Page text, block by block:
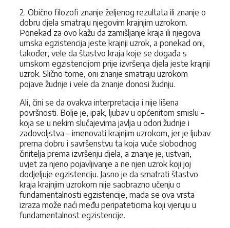
2. Obično filozofi znanje željenog rezultata ili znanje o
dobru djela smatraju njegovim krajnjim uzrokom.
Ponekad za ovo kažu da zamišljanje kraja ili njegova
umska egzistencija jeste krajnji uzrok, a ponekad oni,
također, vele da štastvo kraja koje se događa s
umskom egzistencijom prije izvršenja djela jeste krajnji
uzrok. Slično tome, oni znanje smatraju uzrokom
pojave žudnje i vele da znanje donosi žudnju.
Ali, čini se da ovakva interpretacija i nije lišena
površnosti. Bolje je, ipak, ljubav u općenitom smislu –
koja se u nekim slučajevima javlja u odori žudnje i
zadovoljstva – imenovati krajnjim uzrokom, jer je ljubav
prema dobru i savršenstvu ta koja vuče slobodnog
činitelja prema izvršenju djela, a znanje je, ustvari,
uvjet za njeno pojavljivanje a ne njen uzrok koji joj
dodjeljuje egzistenciju. Jasno je da smatrati štastvo
kraja krajnjim uzrokom nije saobrazno učenju o
fundamentalnosti egzistencije, mada se ova vrsta
izraza može naći među peripateticima koji vjeruju u
fundamentalnost egzistencije.